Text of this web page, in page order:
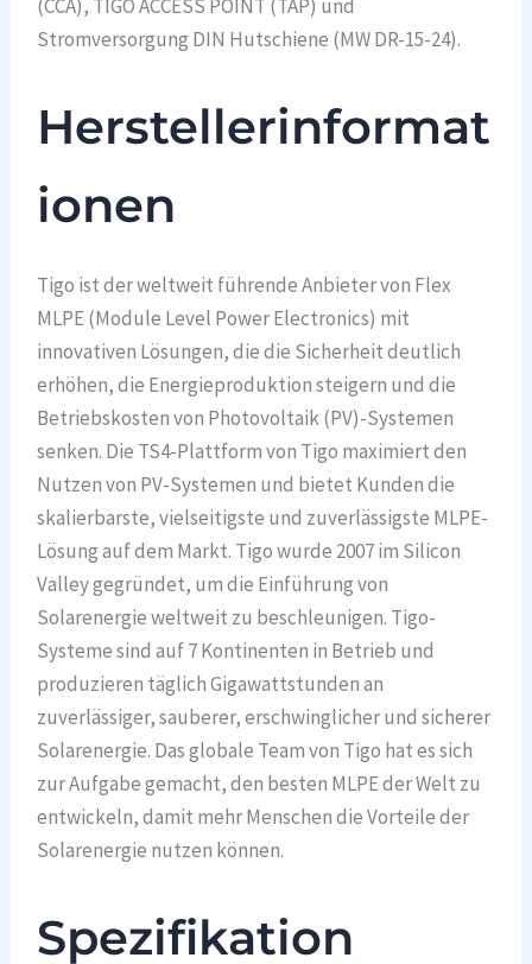
(CCA), TIGO ACCESS POINT (TAP) und
Stromversorgung DIN Hutschiene (MW DR-15-24).
Herstellerinformat
ionen
Tigo ist der weltweit führende Anbieter von Flex
MLPE (Module Level Power Electronics) mit
innovativen Lösungen, die die Sicherheit deutlich
erhöhen, die Energieproduktion steigern und die
Betriebskosten von Photovoltaik (PV)-Systemen
senken. Die TS4-Plattform von Tigo maximiert den
Nutzen von PV-Systemen und bietet Kunden die
skalierbarste, vielseitigste und zuverlässigste MLPE-
Lösung auf dem Markt. Tigo wurde 2007 im Silicon
Valley gegründet, um die Einführung von
Solarenergie weltweit zu beschleunigen. Tigo-
Systeme sind auf 7 Kontinenten in Betrieb und
produzieren täglich Gigawattstunden an
zuverlässiger, sauberer, erschwinglicher und sicherer
Solarenergie. Das globale Team von Tigo hat es sich
zur Aufgabe gemacht, den besten MLPE der Welt zu
entwickeln, damit mehr Menschen die Vorteile der
Solarenergie nutzen können.
Spezifikation